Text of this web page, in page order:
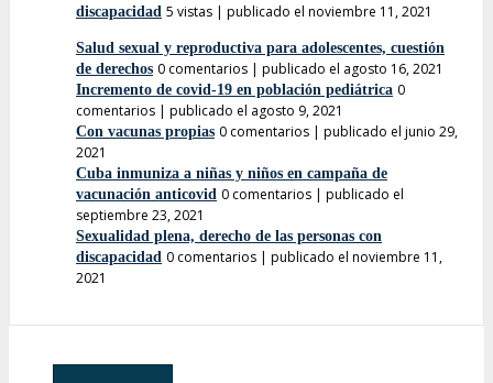
discapacidad 5 vistas | publicado el noviembre 11, 2021
Salud sexual y reproductiva para adolescentes, cuestión
de derechos 0 comentarios | publicado el agosto 16, 2021
Incremento de covid-19 en población pediátrica 0
comentarios | publicado el agosto 9, 2021
Con vacunas propias 0 comentarios | publicado el junio 29,
2021
Cuba inmuniza a niñas y niños en campaña de
vacunación anticovid 0 comentarios | publicado el
septiembre 23, 2021
Sexualidad plena, derecho de las personas con
discapacidad 0 comentarios | publicado el noviembre 11,
2021